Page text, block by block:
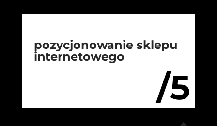
/5
pozycjonowanie sklepu
internetowego